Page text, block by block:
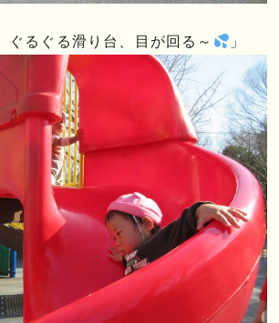
ぐるぐる滑り台、目が回る～ 」